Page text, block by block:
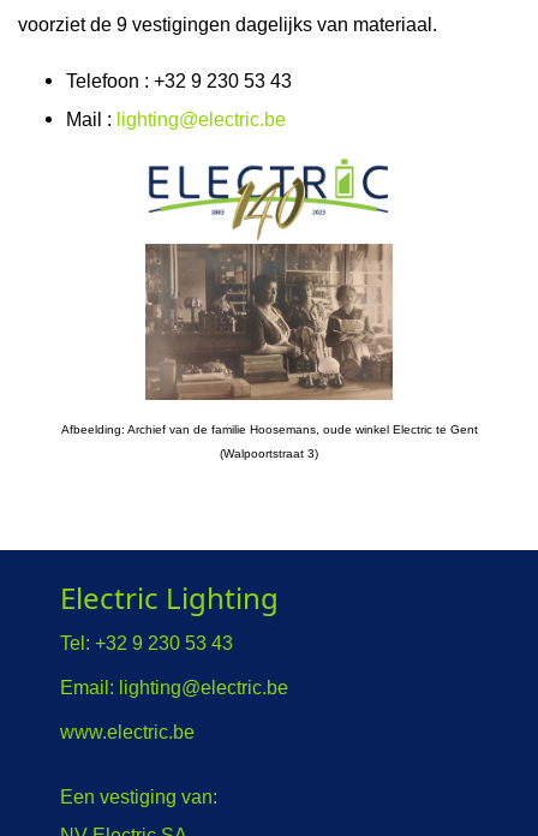
voorziet de 9 vestigingen dagelijks van materiaal.
Telefoon : +32 9 230 53 43
Mail : lighting@electric.be
Afbeelding: Archief van de familie Hoosemans, oude winkel Electric te Gent
(Walpoortstraat 3)
Electric Lighting
Tel: +32 9 230 53 43
Email: lighting@electric.be
www.electric.be
Een vestiging van: